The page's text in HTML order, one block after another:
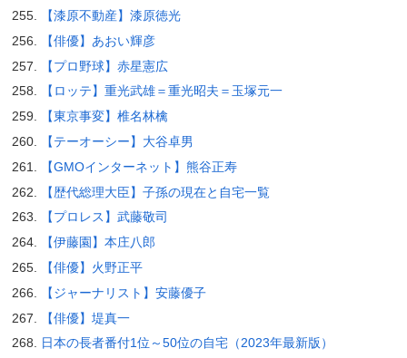
【漆原不動産】漆原徳光
【俳優】あおい輝彦
【プロ野球】赤星憲広
【ロッテ】重光武雄＝重光昭夫＝玉塚元一
【東京事変】椎名林檎
【テーオーシー】大谷卓男
【GMOインターネット】熊谷正寿
【歴代総理大臣】子孫の現在と自宅一覧
【プロレス】武藤敬司
【伊藤園】本庄八郎
【俳優】火野正平
【ジャーナリスト】安藤優子
【俳優】堤真一
日本の長者番付1位～50位の自宅（2023年最新版）